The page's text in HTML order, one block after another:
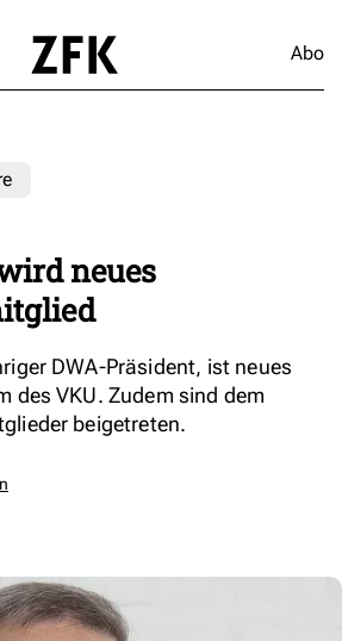
Abo
neues
DWA-Präsident, ist neues
des VKU. Zudem sind dem
beigetreten.